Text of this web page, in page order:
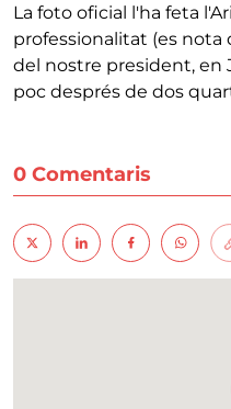
La foto oficial l'ha feta
professionalitat (es nota
del nostre president, en
poc després de dos
0 Comentaris